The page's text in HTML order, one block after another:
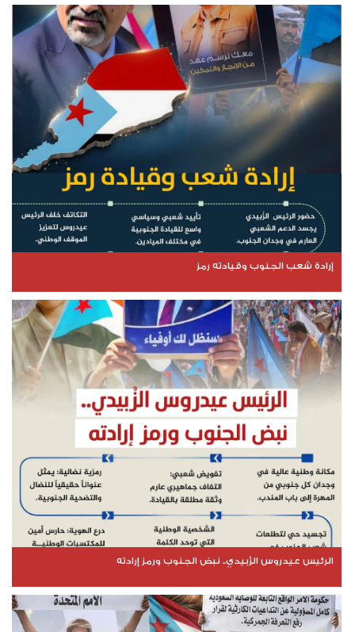
إرادة شعب الجنوب وقيادته رمز
الرئيس عيدروس الزُبيدي.. نبض الجنوب ورمز إرادته